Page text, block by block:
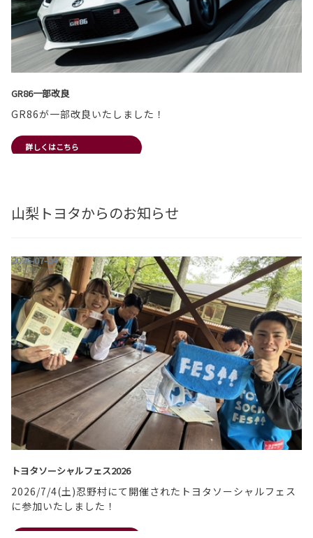
GR86一部改良
GR86が一部改良いたしました！
詳しくはこちら
ハリアー 一部改良
ハリアーが一部改良いたしました！
2026-08-03
山梨トヨタからのお知らせ
2026-07-04
トヨタソーシャルフェス2026
2026/7/4(土)忍野村にて開催されたトヨタソーシャルフェス
に参加いたしました！